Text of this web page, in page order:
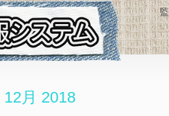
12月 2018